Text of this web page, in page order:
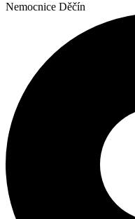
Nemocnice Děčín